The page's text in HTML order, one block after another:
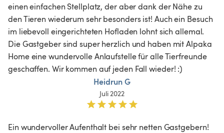
einen einfachen Stellplatz, der aber dank der Nähe zu
den Tieren wiederum sehr besonders ist! Auch ein Besuch
im liebevoll eingerichteten Hofladen lohnt sich allemal.
Die Gastgeber sind super herzlich und haben mit Alpaka
Home eine wundervolle Anlaufstelle für alle Tierfreunde
geschaffen. Wir kommen auf jeden Fall wieder! :)
Heidrun G
Juli 2022
Ein wundervoller Aufenthalt bei sehr netten Gastgebern!